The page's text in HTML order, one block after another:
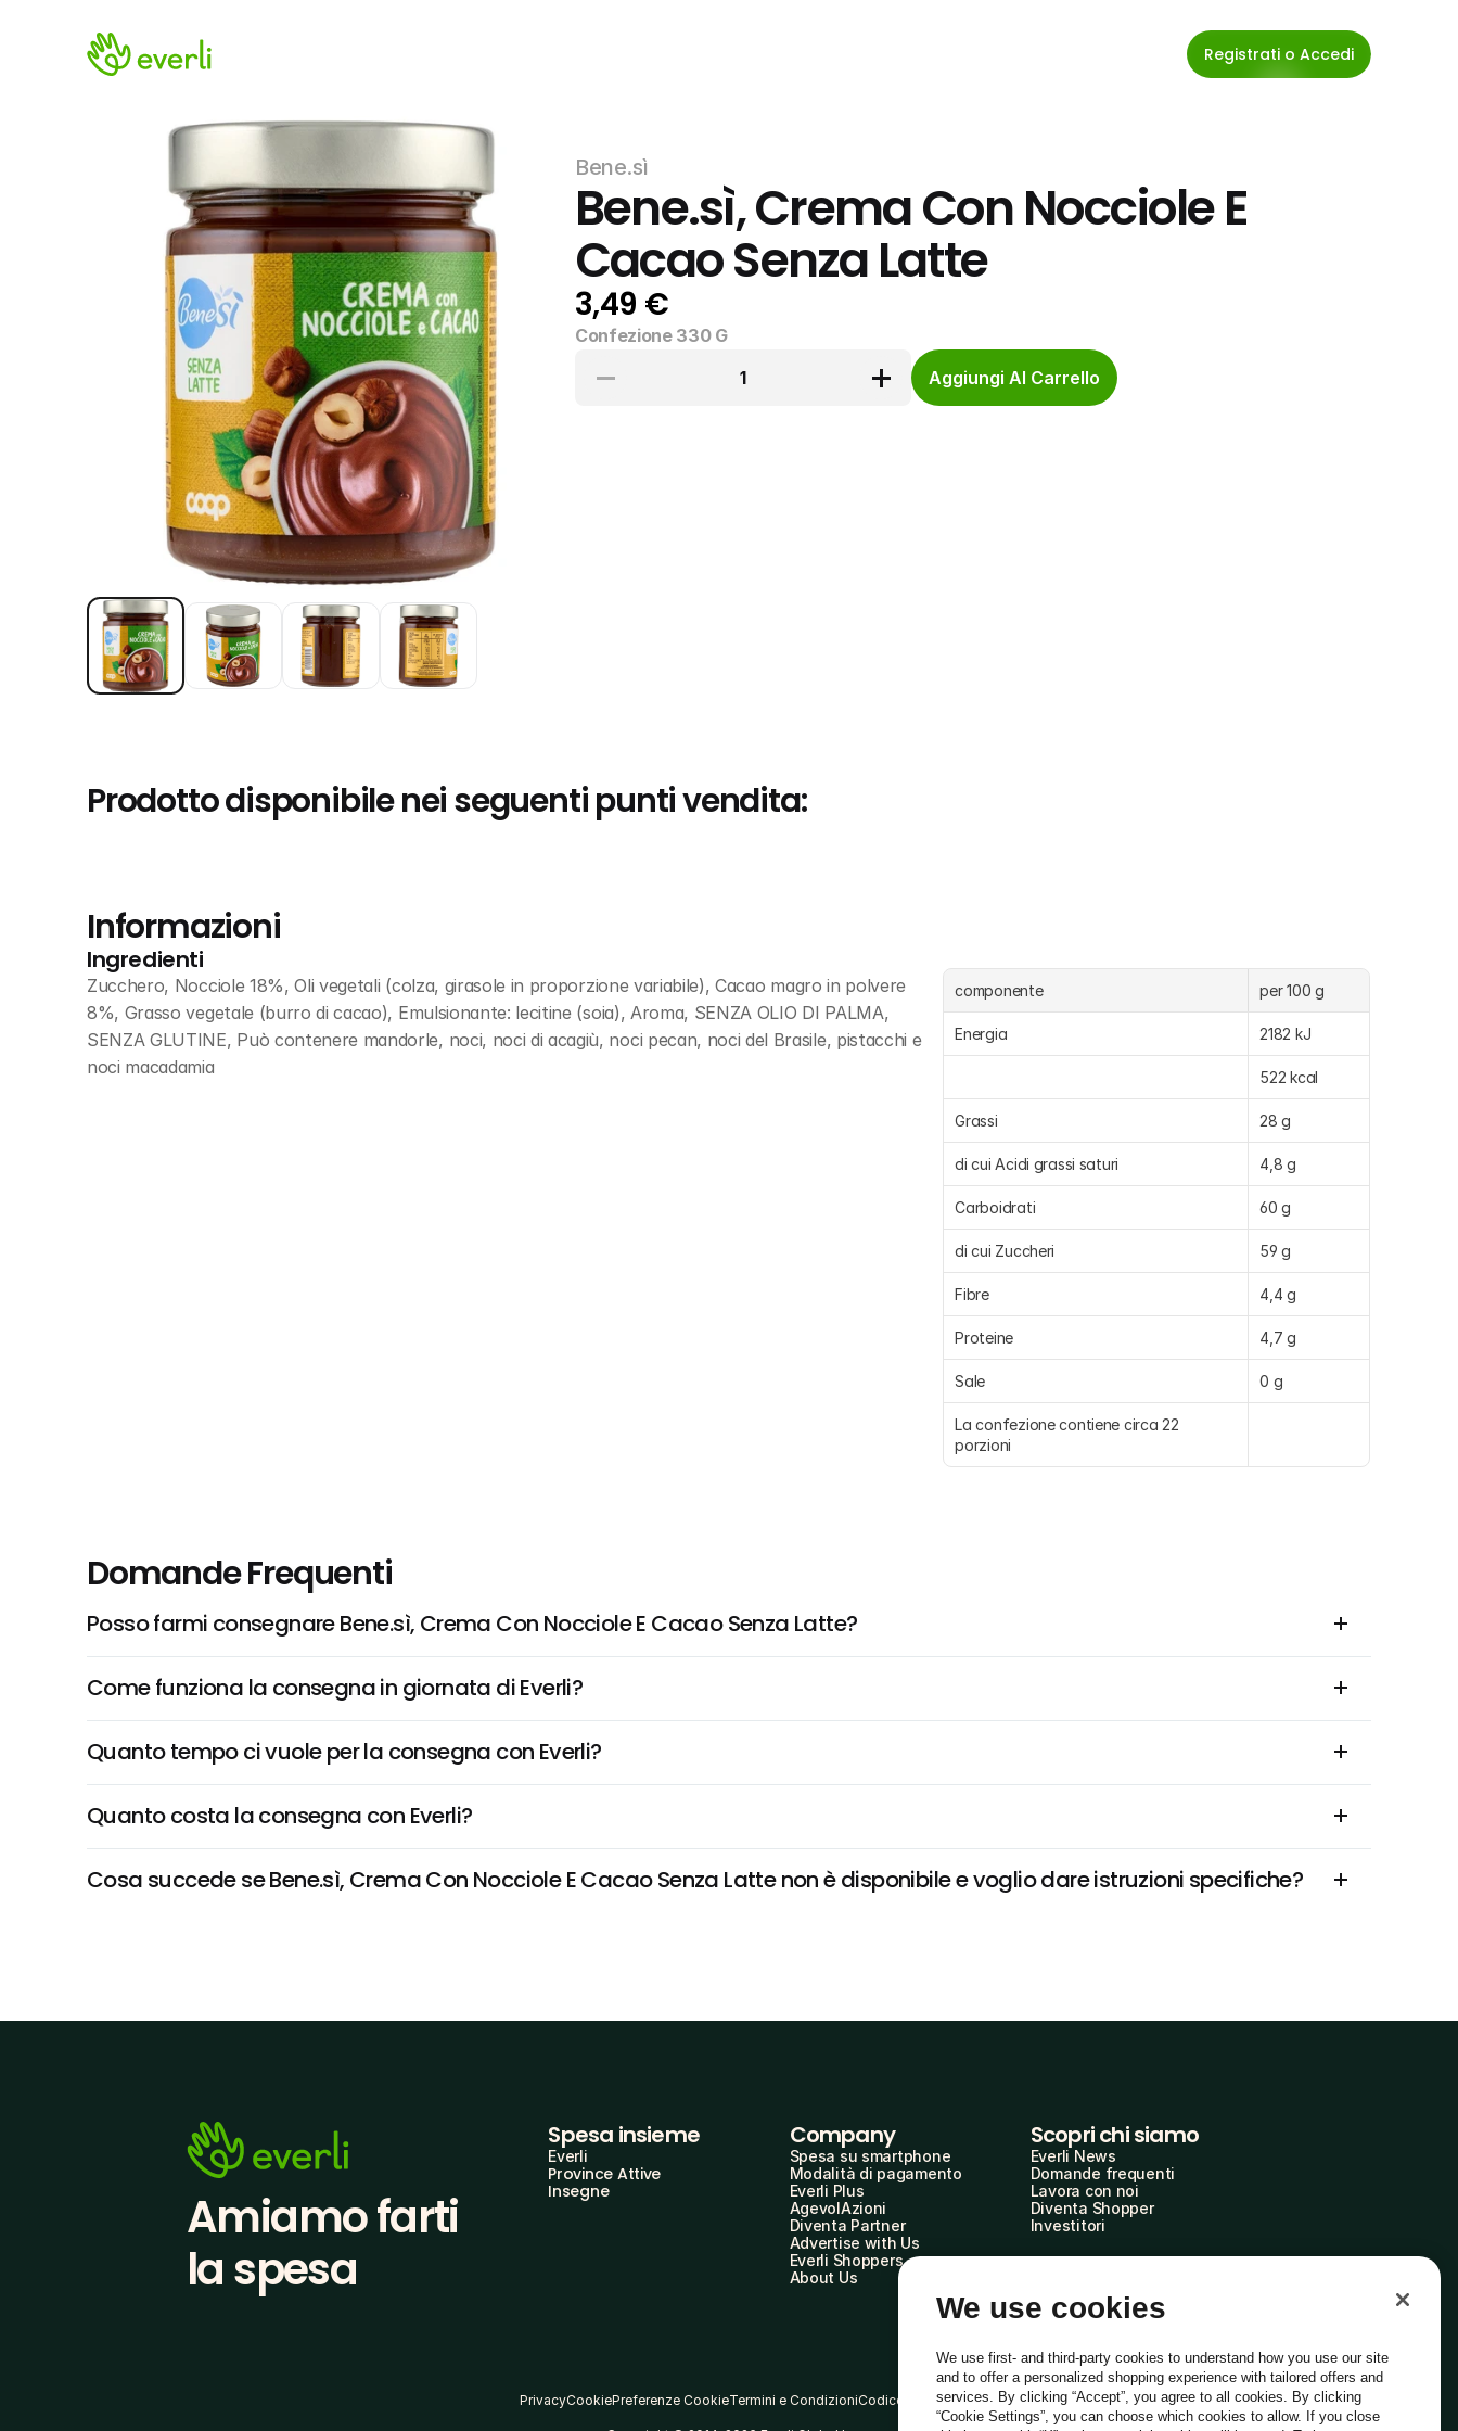
Registrati o Accedi
Bene.sì
Bene.sì, Crema Con Nocciole E
Cacao Senza Latte
3,49 €
Confezione 330 G
1
Aggiungi Al Carrello
Prodotto disponibile nei seguenti punti vendita:
Informazioni
Ingredienti
Zucchero, Nocciole 18%, Oli vegetali (colza, girasole in proporzione variabile), Cacao magro in polvere
8%, Grasso vegetale (burro di cacao), Emulsionante: lecitine (soia), Aroma, SENZA OLIO DI PALMA,
SENZA GLUTINE, Può contenere mandorle, noci, noci di acagiù, noci pecan, noci del Brasile, pistacchi e
noci macadamia
componente per 100 g
Energia 2182 kJ
522 kcal
Grassi 28 g
di cui Acidi grassi saturi 4,8 g
Carboidrati 60 g
di cui Zuccheri 59 g
Fibre 4,4 g
Proteine 4,7 g
Sale 0 g
La confezione contiene circa 22
porzioni
Domande Frequenti
Posso farmi consegnare Bene.sì, Crema Con Nocciole E Cacao Senza Latte?
Come funziona la consegna in giornata di Everli?
Quanto tempo ci vuole per la consegna con Everli?
Quanto costa la consegna con Everli?
Cosa succede se Bene.sì, Crema Con Nocciole E Cacao Senza Latte non è disponibile e voglio dare istruzioni specifiche?
Amiamo farti
la spesa
Spesa insieme
Everli
Province Attive
Insegne
Company
Spesa su smartphone
Modalità di pagamento
Everli Plus
AgevolAzioni
Diventa Partner
Advertise with Us
Everli Shoppers
About Us
Scopri chi siamo
Everli News
Domande frequenti
Lavora con noi
Diventa Shopper
Investitori
PrivacyCookiePreferenze CookieTermini e CondizioniCodice Etico
We use cookies
We use first- and third-party cookies to understand how you use our site
and to offer a personalized shopping experience with tailored offers and
services. By clicking “Accept”, you agree to all cookies. By clicking
“Cookie Settings”, you can choose which cookies to allow. If you close